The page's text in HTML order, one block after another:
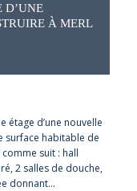
D’UNE
À MERL
étage d’une nouvelle
surface habitable de
suit : hall
2 salles de douche,
donnant…